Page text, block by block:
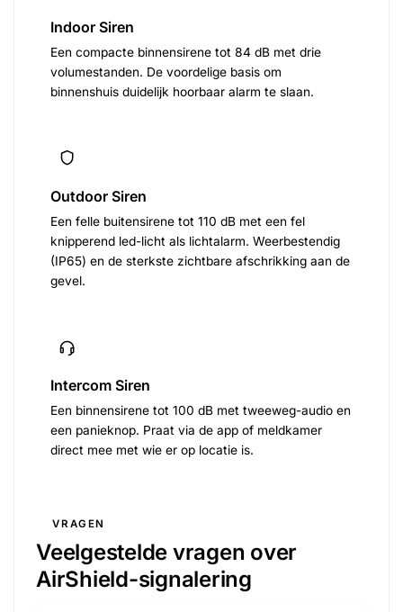
Indoor Siren
Een compacte binnensirene tot 84 dB met drie
volumestanden. De voordelige basis om
binnenshuis duidelijk hoorbaar alarm te slaan.
Outdoor Siren
Een felle buitensirene tot 110 dB met een fel
knipperend led-licht als lichtalarm. Weerbestendig
(IP65) en de sterkste zichtbare afschrikking aan de
gevel.
Intercom Siren
Een binnensirene tot 100 dB met tweeweg-audio en
een panieknop. Praat via de app of meldkamer
direct mee met wie er op locatie is.
VRAGEN
Veelgestelde vragen over
AirShield-signalering